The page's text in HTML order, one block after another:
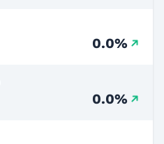
0.0%
0.0%